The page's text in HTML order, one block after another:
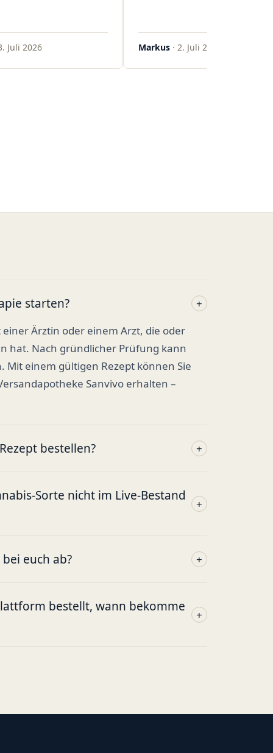
Juli 2026 Markus · 2. Juli 2026
starten?
+
Ärztin oder einem Arzt, die oder
hat. Nach gründlicher Prüfung kann
einem gültigen Rezept können Sie
Sanvivo erhalten –
bestellen? +
Sorte nicht im Live-Bestand
+
euch ab? +
bestellt, wann bekomme
+